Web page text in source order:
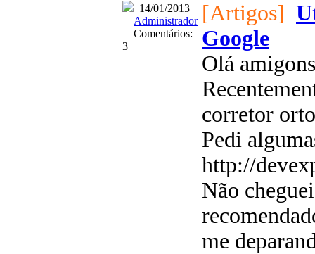
14/01/2013
Administrador
Comentários:
3
[Artigos]
Google
Olá
corretor
Pedi
http://
Não
me